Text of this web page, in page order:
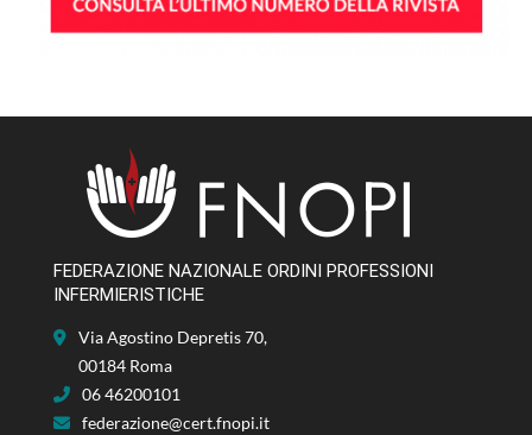
FEDERAZIONE NAZIONALE ORDINI PROFESSIONI
INFERMIERISTICHE
Via Agostino Depretis 70,
00184 Roma
06 46200101
federazione@cert.fnopi.it